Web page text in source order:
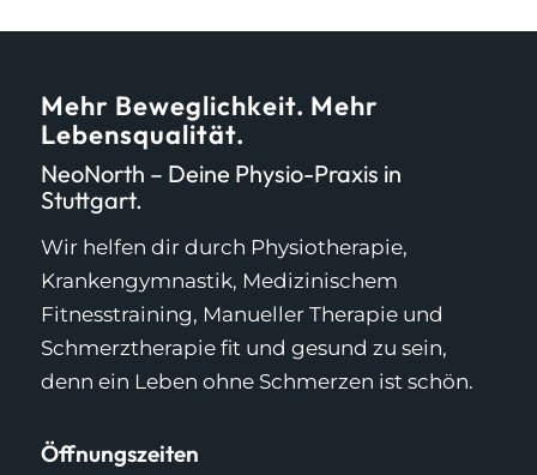
Mehr Beweglichkeit. Mehr
Lebensqualität.
NeoNorth – Deine Physio-Praxis in
Stuttgart.
Wir helfen dir durch Physiotherapie,
Krankengymnastik, Medizinischem
Fitnesstraining, Manueller Therapie und
Schmerztherapie fit und gesund zu sein,
denn ein Leben ohne Schmerzen ist schön.
Öffnungszeiten